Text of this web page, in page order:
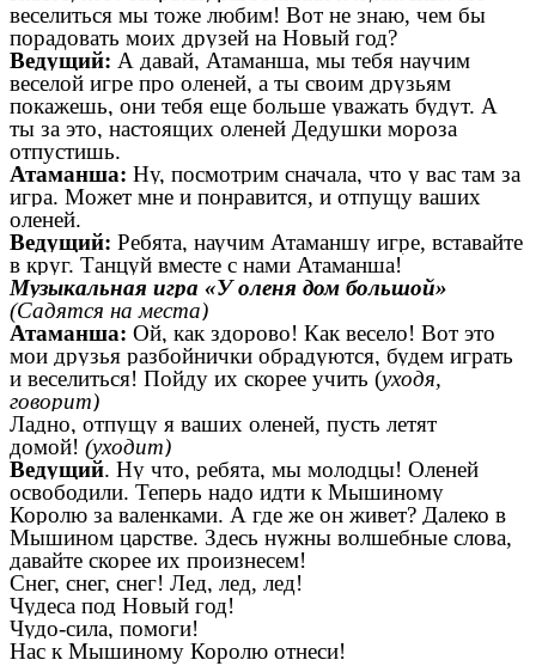
веселиться мы тоже любим! Вот не знаю, чем бы
порадовать моих друзей на Новый год?
Ведущий: А давай, Атаманша, мы тебя научим
веселой игре про оленей, а ты своим друзьям
покажешь, они тебя еще больше уважать будут. А
ты за это, настоящих оленей Дедушки мороза
отпустишь.
Атаманша: Ну, посмотрим сначала, что у вас там за
игра. Может мне и понравится, и отпущу ваших
оленей.
Ведущий: Ребята, научим Атаманшу игре, вставайте
в круг. Танцуй вместе с нами Атаманша!
Музыкальная игра «У оленя дом большой»
(Садятся на места)
Атаманша: Ой, как здорово! Как весело! Вот это
мои друзья разбойнички обрадуются, будем играть
и веселиться! Пойду их скорее учить (уходя,
говорит)
Ладно, отпущу я ваших оленей, пусть летят
домой! (уходит)
Ведущий. Ну что, ребята, мы молодцы! Оленей
освободили. Теперь надо идти к Мышиному
Королю за валенками. А где же он живет? Далеко в
Мышином царстве. Здесь нужны волшебные слова,
давайте скорее их произнесем!
Снег, снег, снег! Лед, лед, лед!
Чудеса под Новый год!
Чудо-сила, помоги!
Нас к Мышиному Королю отнеси!